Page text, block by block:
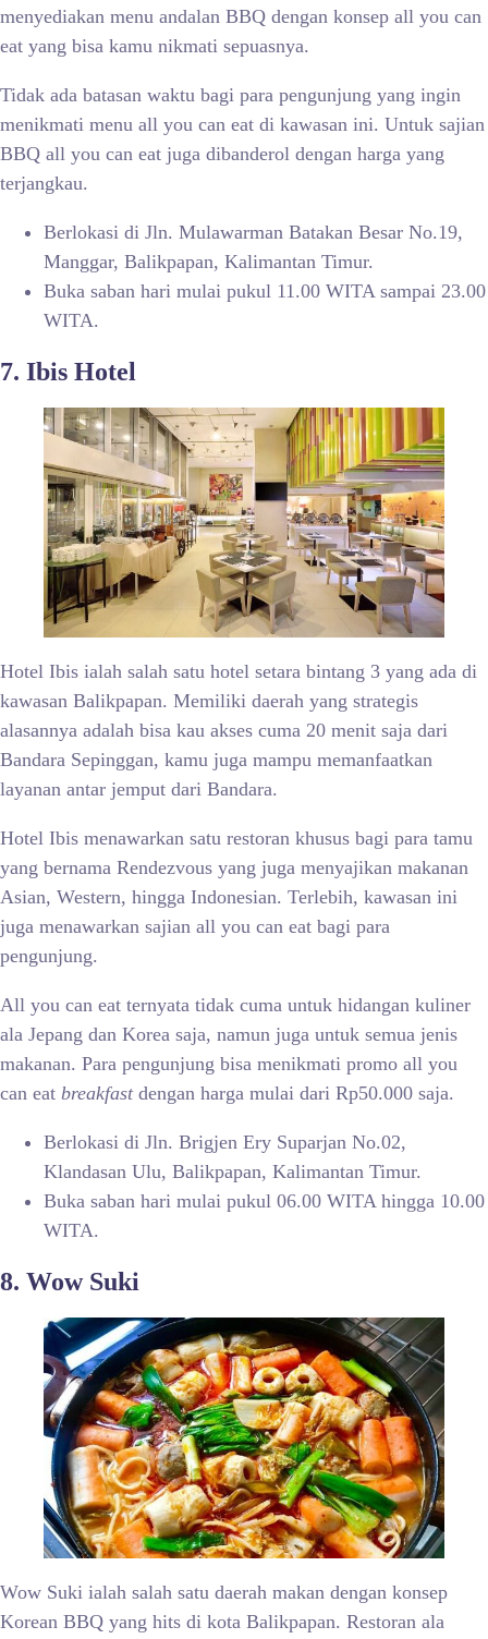
menyediakan menu andalan BBQ dengan konsep all you can
eat yang bisa kamu nikmati sepuasnya.
Tidak ada batasan waktu bagi para pengunjung yang ingin
menikmati menu all you can eat di kawasan ini. Untuk sajian
BBQ all you can eat juga dibanderol dengan harga yang
terjangkau.
Berlokasi di Jln. Mulawarman Batakan Besar No.19,
Manggar, Balikpapan, Kalimantan Timur.
Buka saban hari mulai pukul 11.00 WITA sampai 23.00
WITA.
7. Ibis Hotel
Hotel Ibis ialah salah satu hotel setara bintang 3 yang ada di
kawasan Balikpapan. Memiliki daerah yang strategis
alasannya adalah bisa kau akses cuma 20 menit saja dari
Bandara Sepinggan, kamu juga mampu memanfaatkan
layanan antar jemput dari Bandara.
Hotel Ibis menawarkan satu restoran khusus bagi para tamu
yang bernama Rendezvous yang juga menyajikan makanan
Asian, Western, hingga Indonesian. Terlebih, kawasan ini
juga menawarkan sajian all you can eat bagi para
pengunjung.
All you can eat ternyata tidak cuma untuk hidangan kuliner
ala Jepang dan Korea saja, namun juga untuk semua jenis
makanan. Para pengunjung bisa menikmati promo all you
can eat breakfastdengan harga mulai dari Rp50.000 saja.
Berlokasi di Jln. Brigjen Ery Suparjan No.02,
Klandasan Ulu, Balikpapan, Kalimantan Timur.
Buka saban hari mulai pukul 06.00 WITA hingga 10.00
WITA.
8. Wow Suki
Wow Suki ialah salah satu daerah makan dengan konsep
Korean BBQ yang hits di kota Balikpapan. Restoran ala